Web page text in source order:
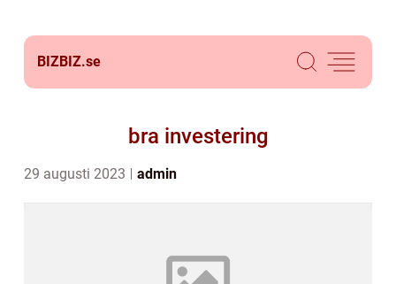
BIZBIZ.se
bra investering
29 augusti 2023 admin